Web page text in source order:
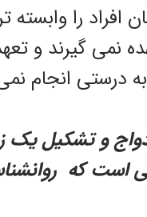
را وابسته
نمی گیرند و
درستی انجام
و تشکیل
است که